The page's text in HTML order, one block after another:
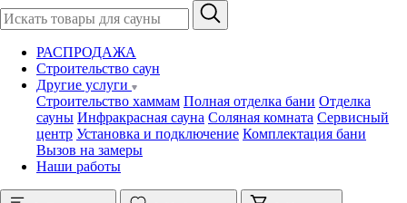
РАСПРОДАЖА
Строительство саун
Другие услуги
Строительство хаммам Полная отделка бани Отделка
сауны Инфракрасная сауна Соляная комната Сервисный
центр Установка и подключение Комплектация бани
Вызов на замеры
Наши работы